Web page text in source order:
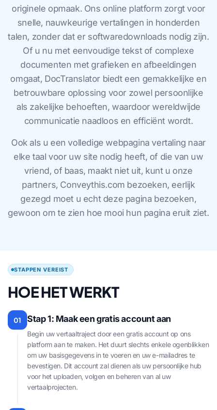
originele opmaak. Ons online platform zorgt voor
snelle, nauwkeurige vertalingen in honderden
talen, zonder dat er softwaredownloads nodig zijn.
Of u nu met eenvoudige tekst of complexe
documenten met grafieken en afbeeldingen
omgaat, DocTranslator biedt een gemakkelijke en
betrouwbare oplossing voor zowel persoonlijke
als zakelijke behoeften, waardoor wereldwijde
communicatie naadloos en efficiënt wordt.
Ook als u een volledige webpagina vertaling naar
elke taal voor uw site nodig heeft, of die van uw
vriend, of baas, maakt niet uit, kunt u onze
partners, Conveythis.com bezoeken, eerlijk
gezegd moet u echt deze pagina bezoeken,
gewoon om te zien hoe mooi hun pagina eruit ziet.
STAPPEN VEREIST
HOE HET WERKT
01 Stap 1: Maak een gratis account aan
Begin uw vertaaltraject door een gratis account op ons
platform aan te maken. Het duurt slechts enkele ogenblikken
om uw basisgegevens in te voeren en uw e-mailadres te
bevestigen. Dit account zal dienen als uw persoonlijke hub
voor het uploaden, volgen en beheren van al uw
vertaalprojecten.